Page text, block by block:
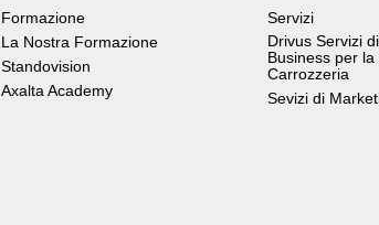
Formazione
La Nostra Formazione
Standovision
Axalta Academy
Servizi
Drivus Servizi di
Business per la
Carrozzeria
Sevizi di